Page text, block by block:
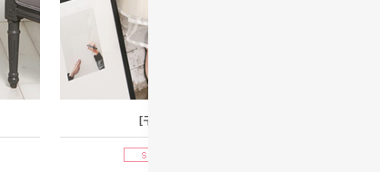
[구매]비비안나